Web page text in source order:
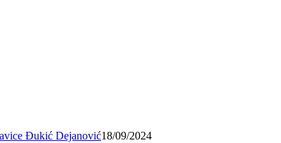
Đukić Dejanović18/09/2024